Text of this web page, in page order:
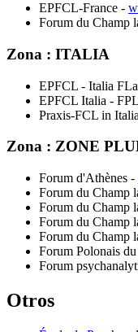
EPFCL-France -
Forum du Champ
Zona : ITALIA
EPFCL - Italia
EPFCL Italia -
Praxis-FCL in
Zona : ZONE
Forum d'Athènes -
Forum du Champ
Forum du Champ
Forum du Champ
Forum du Champ
Forum Polonais
Forum
Otros